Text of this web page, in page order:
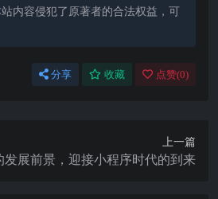
内容侵犯了原著者的合法权益，可
分享 收藏 点赞(0)
上一篇
发展前景，迎接小程序时代的到来